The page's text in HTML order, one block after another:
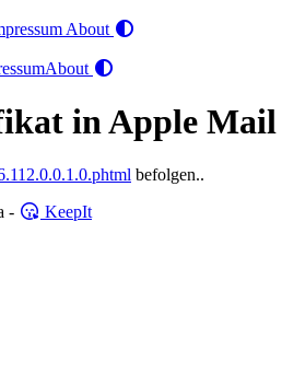
About
About
in Apple Mail
befolgen..
-
KeepIt